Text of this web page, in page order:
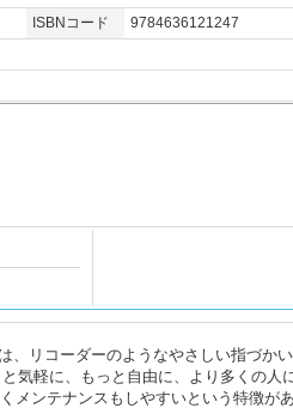
ISBNコード
9784636121247
、リコーダーのようなやさしい指づか
気軽に、もっと自由に、より多くの人
メンテナンスもしやすいという特徴が